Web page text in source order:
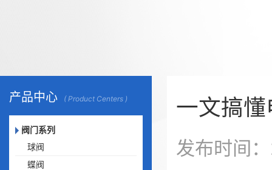
产品中心 ( Product Centers )
阀门系列
球阀
蝶阀
一文搞
发布时间